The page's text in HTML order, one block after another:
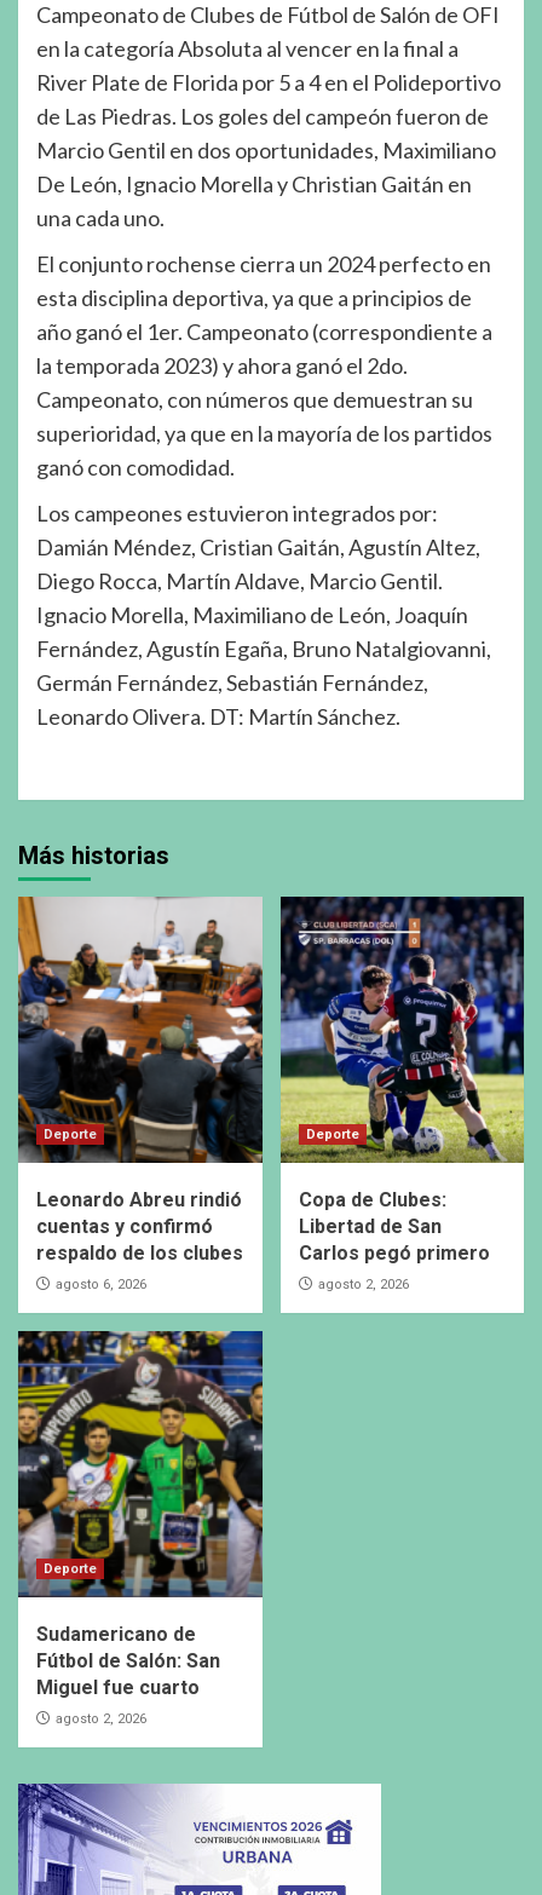
Campeonato de Clubes de Fútbol de Salón de OFI
en la categoría Absoluta al vencer en la final a
River Plate de Florida por 5 a 4 en el Polideportivo
de Las Piedras. Los goles del campeón fueron de
Marcio Gentil en dos oportunidades, Maximiliano
De León, Ignacio Morella y Christian Gaitán en
una cada uno.
El conjunto rochense cierra un 2024 perfecto en
esta disciplina deportiva, ya que a principios de
año ganó el 1er. Campeonato (correspondiente a
la temporada 2023) y ahora ganó el 2do.
Campeonato, con números que demuestran su
superioridad, ya que en la mayoría de los partidos
ganó con comodidad.
Los campeones estuvieron integrados por:
Damián Méndez, Cristian Gaitán, Agustín Altez,
Diego Rocca, Martín Aldave, Marcio Gentil.
Ignacio Morella, Maximiliano de León, Joaquín
Fernández, Agustín Egaña, Bruno Natalgiovanni,
Germán Fernández, Sebastián Fernández,
Leonardo Olivera. DT: Martín Sánchez.
Más historias
Deporte
Leonardo Abreu rindió
cuentas y confirmó
respaldo de los clubes
agosto 6, 2026
Deporte
Copa de Clubes:
Libertad de San
Carlos pegó primero
agosto 2, 2026
Deporte
Sudamericano de
Fútbol de Salón: San
Miguel fue cuarto
agosto 2, 2026